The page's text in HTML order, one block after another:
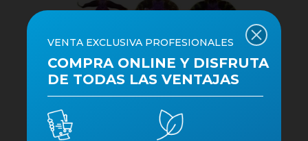
VENTA EXCLUSIVA PROFESIONALES
COMPRA ONLINE Y DISFRUTA
DE TODAS LAS VENTAJAS